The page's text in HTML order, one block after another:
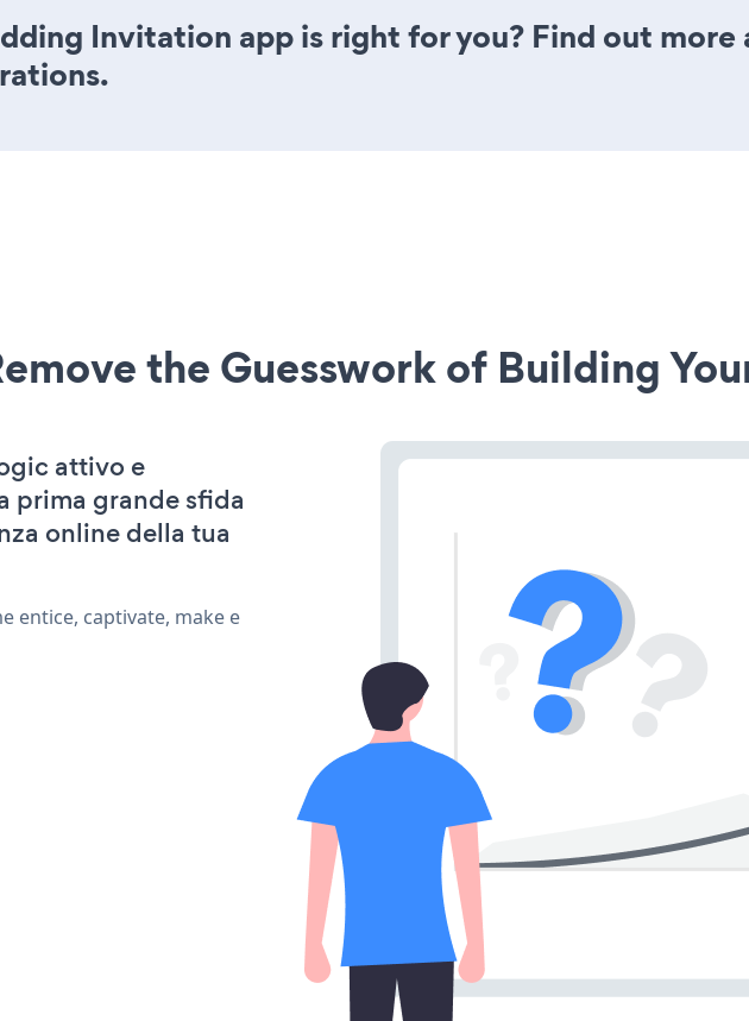
Invitation app is right for you? Find out more
the Guesswork of Building
attivo e
prima grande sfida
online della tua
entice, captivate, make e